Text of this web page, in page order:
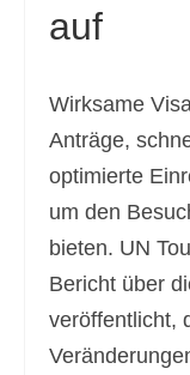
auf
Wirksame
Anträge,
optimierte
um den
bieten. UN
Bericht über
veröffentlicht,